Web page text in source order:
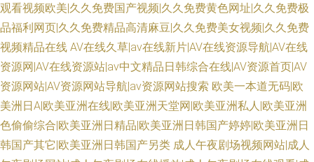
观看视频欧美|久久免费国产视频|久久免费黄色网址|久久免费极
品福利网页|久久免费精品高清麻豆|久久免费美女视频|久久免费
视频精品在线 AV在线久草|av在线新片|AV在线资源导航|AV在线
资源网|AV在线资源站|av中文精品日韩综合在线|AV资源首页|AV
资源网站|AV资源网站导航|av资源网站搜索 欧美一本道无码|欧
美洲日A|欧美亚洲在线|欧美亚洲天堂网|欧美亚洲私人|欧美亚洲
色偷偷综合|欧美亚洲日精品|欧美亚洲日韩国产婷婷|欧美亚洲日
韩国产其它|欧美亚洲日韩国产另类 成人午夜剧场视频网站|成人